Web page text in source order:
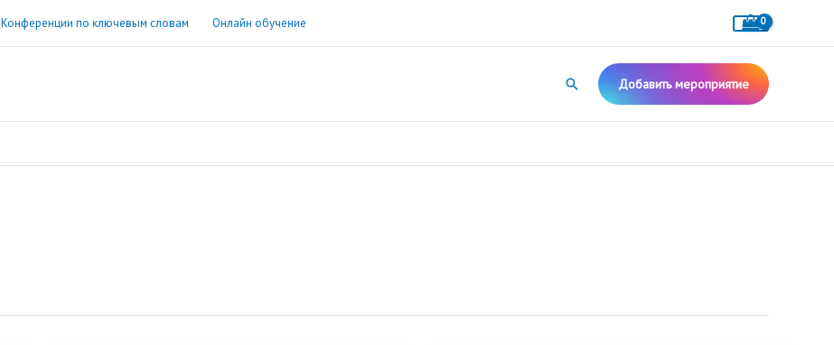
Конференции по ключевым словам Онлайн обучение
Поиск Добавить мероприятие